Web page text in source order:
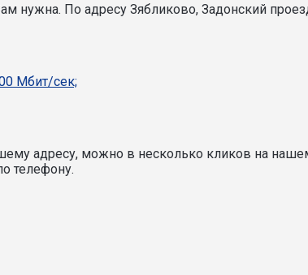
нужна. По адресу Зябликово, Задонский
Мбит/сек;
адресу, можно в несколько кликов на
телефону.